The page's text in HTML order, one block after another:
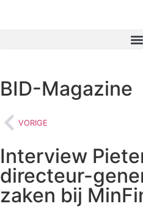
BID-Magazine
VORIGE
Interview
directeur-
zaken bij